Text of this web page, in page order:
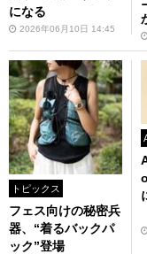
になる
2026年06月10日 14:45
トピックス
フェス向けの秘密兵
器、“着るバックパ
ック”登場